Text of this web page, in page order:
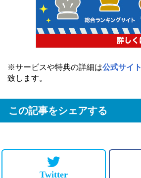
※サービスや特典の詳細は公式サイト
致します。
この記事をシェアする
Twitter